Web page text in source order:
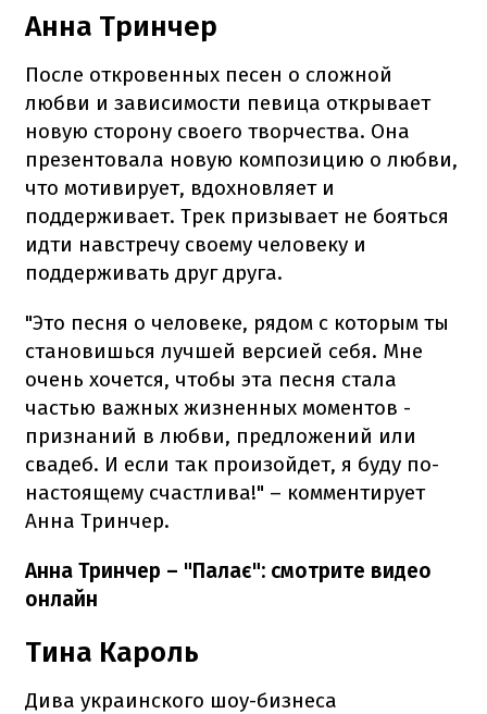
Анна Тринчер
После откровенных песен о сложной
любви и зависимости певица открывает
новую сторону своего творчества. Она
презентовала новую композицию о любви,
что мотивирует, вдохновляет и
поддерживает. Трек призывает не бояться
идти навстречу своему человеку и
поддерживать друг друга.
"Это песня о человеке, рядом с которым ты
становишься лучшей версией себя. Мне
очень хочется, чтобы эта песня стала
частью важных жизненных моментов -
признаний в любви, предложений или
свадеб. И если так произойдет, я буду по-
настоящему счастлива!" – комментирует
Анна Тринчер.
Анна Тринчер – "Палає": смотрите видео
онлайн
Тина Кароль
Дива украинского шоу-бизнеса